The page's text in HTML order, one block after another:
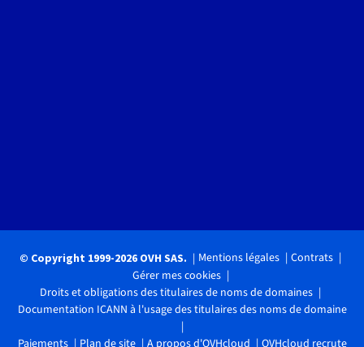
© Copyright 1999-2026 OVH SAS. Mentions légales
Contrats
Gérer mes cookies
Droits et obligations des titulaires de noms de domaines
Documentation ICANN à l'usage des titulaires des noms de domaine
Paiements Plan de site A propos d'OVHcloud OVHcloud recrute